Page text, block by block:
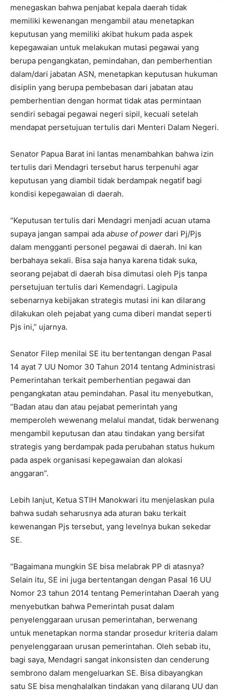
menegaskan bahwa penjabat kepala daerah tidak
memiliki kewenangan mengambil atau menetapkan
keputusan yang memiliki akibat hukum pada aspek
kepegawaian untuk melakukan mutasi pegawai yang
berupa pengangkatan, pemindahan, dan pemberhentian
dalam/dari jabatan ASN, menetapkan keputusan hukuman
disiplin yang berupa pembebasan dari jabatan atau
pemberhentian dengan hormat tidak atas permintaan
sendiri sebagai pegawai negeri sipil, kecuali setelah
mendapat persetujuan tertulis dari Menteri Dalam Negeri.
Senator Papua Barat ini lantas menambahkan bahwa izin
tertulis dari Mendagri tersebut harus terpenuhi agar
keputusan yang diambil tidak berdampak negatif bagi
kondisi kepegawaian di daerah.
“Keputusan tertulis dari Mendagri menjadi acuan utama
supaya jangan sampai ada abuse of power dari Pj/Pjs
dalam mengganti personel pegawai di daerah. Ini kan
berbahaya sekali. Bisa saja hanya karena tidak suka,
seorang pejabat di daerah bisa dimutasi oleh Pjs tanpa
persetujuan tertulis dari Kemendagri. Lagipula
sebenarnya kebijakan strategis mutasi ini kan dilarang
dilakukan oleh pejabat yang cuma diberi mandat seperti
Pjs ini,” ujarnya.
Senator Filep menilai SE itu bertentangan dengan Pasal
14 ayat 7 UU Nomor 30 Tahun 2014 tentang Administrasi
Pemerintahan terkait pemberhentian pegawai dan
pengangkatan atau pemindahan. Pasal itu menyebutkan,
“Badan atau dan atau pejabat pemerintah yang
memperoleh wewenang melalui mandat, tidak berwenang
mengambil keputusan dan atau tindakan yang bersifat
strategis yang berdampak pada perubahan status hukum
pada aspek organisasi kepegawaian dan alokasi
anggaran”.
Lebih lanjut, Ketua STIH Manokwari itu menjelaskan pula
bahwa sudah seharusnya ada aturan baku terkait
kewenangan Pjs tersebut, yang levelnya bukan sekedar
SE.
“Bagaimana mungkin SE bisa melabrak PP di atasnya?
Selain itu, SE ini juga bertentangan dengan Pasal 16 UU
Nomor 23 tahun 2014 tentang Pemerintahan Daerah yang
menyebutkan bahwa Pemerintah pusat dalam
penyelenggaraan urusan pemerintahan, berwenang
untuk menetapkan norma standar prosedur kriteria dalam
penyelenggaraan urusan pemerintahan. Oleh sebab itu,
bagi saya, Mendagri sangat inkonsisten dan cenderung
sembrono dalam mengeluarkan SE. Bisa dibayangkan
satu SE bisa menghalalkan tindakan yang dilarang UU dan